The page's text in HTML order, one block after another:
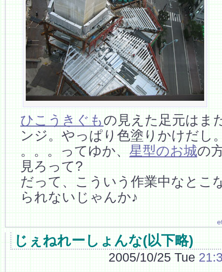
ひこうきぐもの見えた足元はま
ンジ。やっぱり色塗りかけだし
。。。ってゆか、 星型のお城の
見ろって?
だって、こういう作業中なとこ
られないじゃんか♪
じぇねれーしょんな(以下略)
2005/10/25 Tue